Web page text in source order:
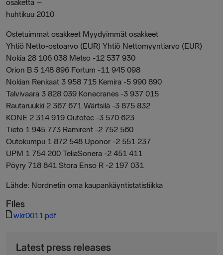
osaketta –
huhtikuu 2010
Ostetuimmat osakkeet Myydyimmät osakkeet
Yhtiö Netto-ostoarvo (EUR) Yhtiö Nettomyyntiarvo (EUR)
Nokia 28 106 038 Metso -12 537 930
Orion B 5 148 896 Fortum -11 945 098
Nokian Renkaat 3 958 715 Kemira -5 990 890
Talvivaara 3 828 039 Konecranes -3 937 015
Rautaruukki 2 367 671 Wärtsilä -3 875 832
KONE 2 314 919 Outotec -3 570 623
Tieto 1 945 773 Ramirent -2 752 560
Outokumpu 1 872 548 Uponor -2 551 237
UPM 1 754 200 TeliaSonera -2 451 411
Pöyry 718 841 Stora Enso R -2 197 031
Lähde: Nordnetin oma kaupankäyntistatistiikka
Files
wkr0011.pdf
Latest press releases